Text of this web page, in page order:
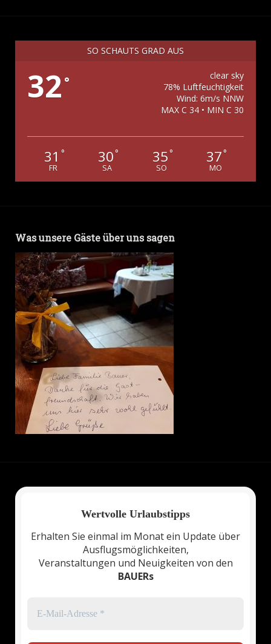
SO SCHAUTS GRAD AUS
32 °
clear sky
78% Luftfeuchtigkeit
Wind: 6m/s NNW
MAX C 34 • MIN C 30
31 °
FR
30 °
SA
35 °
SO
37 °
MO
Was unsere Gäste über uns sagen
Wertvolle Urlaubstipps
Erhalten Sie einmal im Monat ein Update über
Ausflugsmöglichkeiten,
Veranstaltungen und Neuigkeiten von den
BAUERs